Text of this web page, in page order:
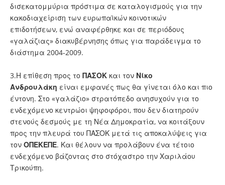
δισεκατομμύρια πρόστιμα σε καταλογισμούς για την
κακοδιαχείριση των ευρωπαϊκών κοινοτικών
επιδοτήσεων, ενώ αναφέρθηκε και σε περιόδους
«γαλάζιας» διακυβέρνησης όπως για παράδειγμα το
διάστημα 2004-2009.
3.Η επίθεση προς το ΠΑΣΟΚ και τον Νίκο
Ανδρουλάκη είναι εμφανές πως θα γίνεται όλο και πιο
έντονη. Στο «γαλάζιο» στρατόπεδο ανησυχούν για το
ενδεχόμενο κεντρώοι ψηφοφόροι, που δεν διατηρούν
στενούς δεσμούς με τη Νέα Δημοκρατία, να κοιτάξουν
προς την πλευρά του ΠΑΣΟΚ μετά τις αποκαλύψεις για
τον ΟΠΕΚΕΠΕ. Και θέλουν να προλάβουν ένα τέτοιο
ενδεχόμενο βάζοντας στο στόχαστρο την Χαριλάου
Τρικούπη.